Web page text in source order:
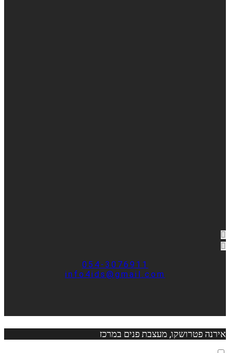
054-3076911
info4ids@gmail.com
אירנה פטרושקו, מעצבת פנים במרכז